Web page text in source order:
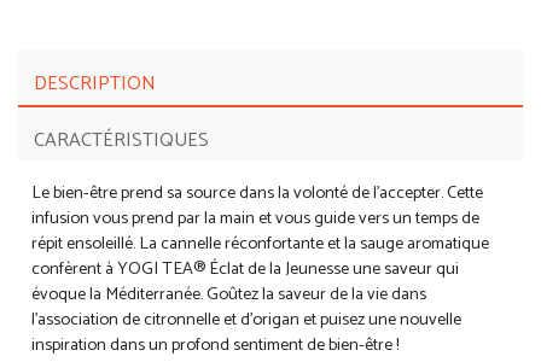
DESCRIPTION
CARACTÉRISTIQUES
Le bien-être prend sa source dans la volonté de l'accepter. Cette
infusion vous prend par la main et vous guide vers un temps de
répit ensoleillé. La cannelle réconfortante et la sauge aromatique
confèrent à YOGI TEA® Éclat de la Jeunesse une saveur qui
évoque la Méditerranée. Goûtez la saveur de la vie dans
l’association de citronnelle et d’origan et puisez une nouvelle
inspiration dans un profond sentiment de bien-être !